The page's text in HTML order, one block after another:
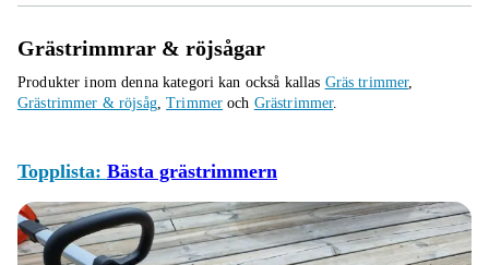
Grästrimmrar & röjsågar
Produkter inom denna kategori kan också kallas Gräs trimmer,
Grästrimmer & röjsåg,Trimmer och Grästrimmer.
Topplista: Bästa grästrimmern